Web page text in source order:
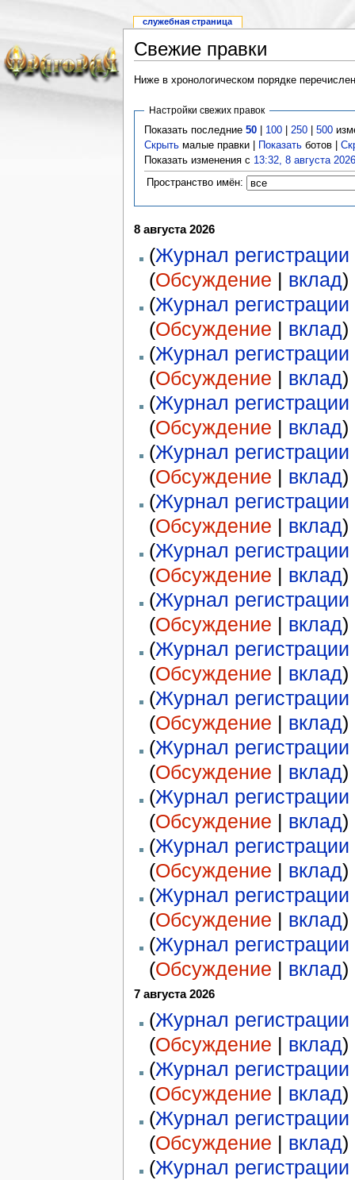
Свежие правки
Ниже в хронологическом порядке
Настройки свежих правок
Показать последние50 100 |250 |500
Скрыть малые правки | Показать ботов |
Показать изменения с 13:32, 8 августа
Пространство имён:
8 августа 2026
(Журнал регистрации
(Обсуждение | вклад)
(Журнал регистрации
(Обсуждение | вклад)
(Журнал регистрации
(Обсуждение | вклад)
(Журнал регистрации
(Обсуждение | вклад)
(Журнал регистрации
(Обсуждение | вклад)
(Журнал регистрации
(Обсуждение | вклад)
(Журнал регистрации
(Обсуждение | вклад)
(Журнал регистрации
(Обсуждение | вклад)
(Журнал регистрации
(Обсуждение | вклад)
(Журнал регистрации
(Обсуждение | вклад)
(Журнал регистрации
(Обсуждение | вклад)
(Журнал регистрации
(Обсуждение | вклад)
(Журнал регистрации
(Обсуждение | вклад)
(Журнал регистрации
(Обсуждение | вклад)
(Журнал регистрации
(Обсуждение | вклад)
7 августа 2026
(Журнал регистрации
(Обсуждение вклад)
(Журнал регистрации
(Обсуждение вклад)
(Журнал регистрации
(Обсуждение вклад)
(Журнал регистрации
служебная страница